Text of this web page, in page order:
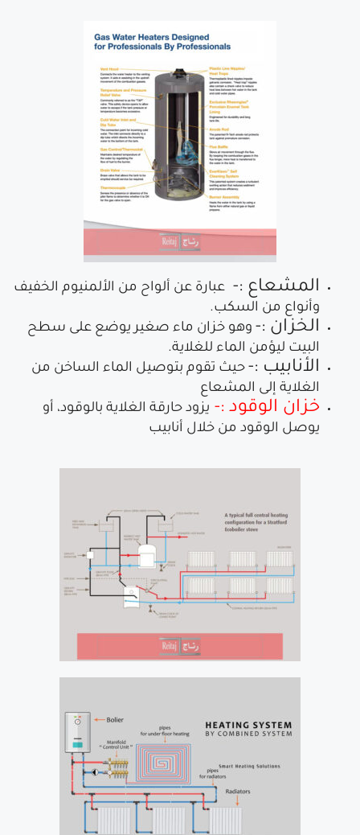
المشعاع :- عبارة عن ألواح من الألمنيوم الخفيف
وأنواع من السكب.
الخزان :- وهو خزان ماء صغير يوضع على سطح
البيت ليؤمن الماء للغلاية.
الأنابيب :- حيث تقوم بتوصيل الماء الساخن من
الغلاية إلى المشعاع
خزان الوقود :- يزود حارقة الغلاية بالوقود، أو
يوصل الوقود من خلال أنابيب